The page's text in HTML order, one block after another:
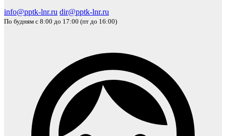
info@pptk-lnr.ru dir@pptk-lnr.ru
По будням с 8:00 до 17:00 (пт до 16:00)